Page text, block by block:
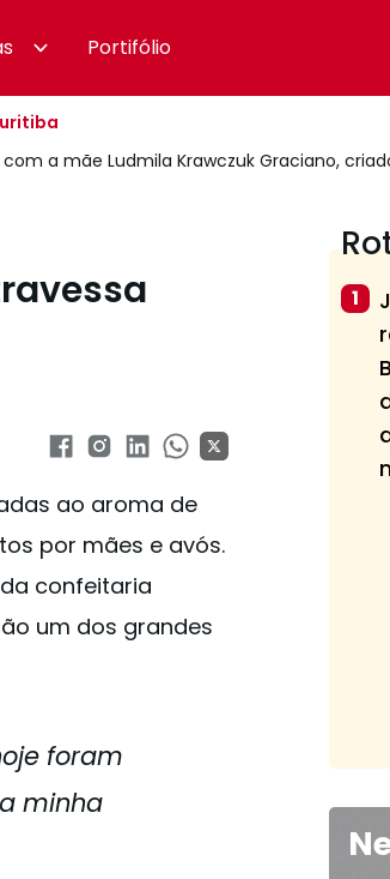
Portifólio
a mãe Ludmila Krawczuk Graciano,
ao aroma de
por mães e avós.
confeitaria
um dos grandes
foram
minha
1